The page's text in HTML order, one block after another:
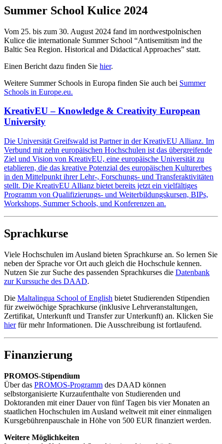
Tschechien: Summer School 2024
Tschechien: Summer Schools at Palacký University Olomouc
Ungarn: European Studies Summer School 2024
Ungarn: Leadership Skills Summer School 2024
Ungarn: Combined European Studies and Leadership Skills
Ungarn: International Human Rights Law and Debate
Summer School Kulice 2024
Vom 25. bis zum 30. August 2024 fand im nordwestpolnischen
Kulice die internationale Summer School “Antisemitism ind the
Baltic Sea Region. Historical and Didactical Approaches” statt.
Einen Bericht dazu finden Sie hier.
Weitere Summer Schools in Europa finden Sie auch bei Summer
Schools in Europe.eu.
KreativEU – Knowledge & Creativity European
University
Die Universität Greifswald ist Partner in der KreativEU Allianz. Im
Verbund mit zehn europäischen Hochschulen ist das übergreifende
Ziel und Vision von KreativEU, eine europäische Universität zu
etablieren, die das kreative Potenzial des europäischen Kulturerbes
in den Mittelpunkt ihrer Lehr-, Forschungs- und Transferaktivitäten
stellt. Die KreativEU Allianz bietet bereits jetzt ein vielfältiges
Programm von Qualifizierungs- und Weiterbildungskursen, BIPs,
Workshops, Summer Schools, und Konferenzen an.
Sprachkurse
Viele Hochschulen im Ausland bieten Sprachkurse an. So lernen Sie
neben der Sprache vor Ort auch gleich die Hochschule kennen.
Nutzen Sie zur Suche des passenden Sprachkurses die Datenbank
zur Kurssuche des DAAD.
Die Maltalingua School of English bietet Studierenden Stipendien
für zweiwöchige Sprachkurse (inklusive Lehrveranstaltungen,
Zertifikat, Unterkunft und Transfer zur Unterkunft) an. Klicken Sie
hierfür mehr Informationen. Die Ausschreibung ist fortlaufend.
Finanzierung
PROMOS-Stipendium
Über das PROMOS-Programm des DAAD können
selbstorganisierte Kurzaufenthalte von Studierenden und
Doktoranden mit einer Dauer von fünf Tagen bis vier Monaten an
staatlichen Hochschulen im Ausland weltweit mit einer einmaligen
Kursgebührenpauschale in Höhe von 500 EUR finanziert werden.
Weitere Möglichkeiten